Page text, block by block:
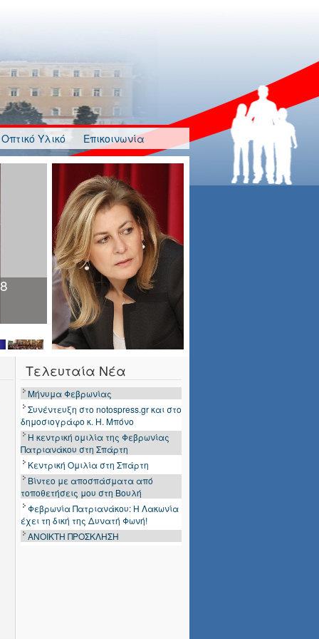
Οπτικό Υλικό
Επικοινωνία
Τελευταία Νέα
Μήνυμα Φεβρωνίας
Συνέντευξη στο notospress.gr και στο
δημοσιογράφο κ. Η. Μπόνο
Η κεντρική ομιλία της Φεβρωνίας
Πατριανάκου στη Σπάρτη
Κεντρική Ομιλία στη Σπάρτη
Βίντεο με αποσπάσματα από
τοποθετήσεις μου στη Βουλή
Φεβρωνία Πατριανάκου: Η Λακωνία
έχει τη δική της Δυνατή Φωνή!
ΑΝΟΙΚΤΗ ΠΡΟΣΚΛΗΣΗ